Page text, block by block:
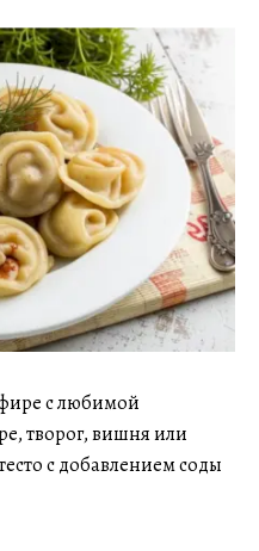
с любимой
творог, вишня или
с добавлением соды